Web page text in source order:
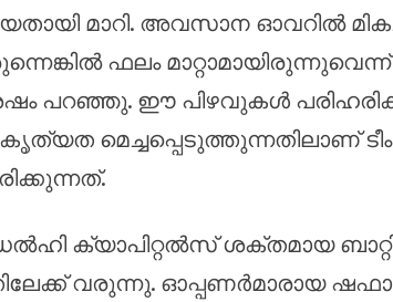
മാറി. അവസാന ഓവറിൽ
ഫലം
പറഞ്ഞു. ഈ പിഴവുകൾ
മെച്ചപ്പെടുത്തുന്നതിലാണ്
ക്യാപിറ്റൽസ് ശക്തമായ
വരുന്നു. ഓപ്പണർമാരായ